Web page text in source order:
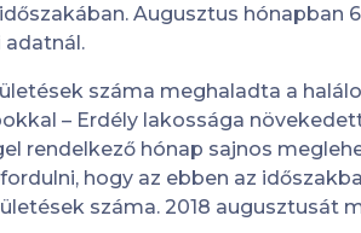
Augusztus hónapban
adatnál.
száma meghaladta a
– Erdély lakossága
rendelkező hónap sajnos
hogy az ebben az
száma. 2018 augusztusát